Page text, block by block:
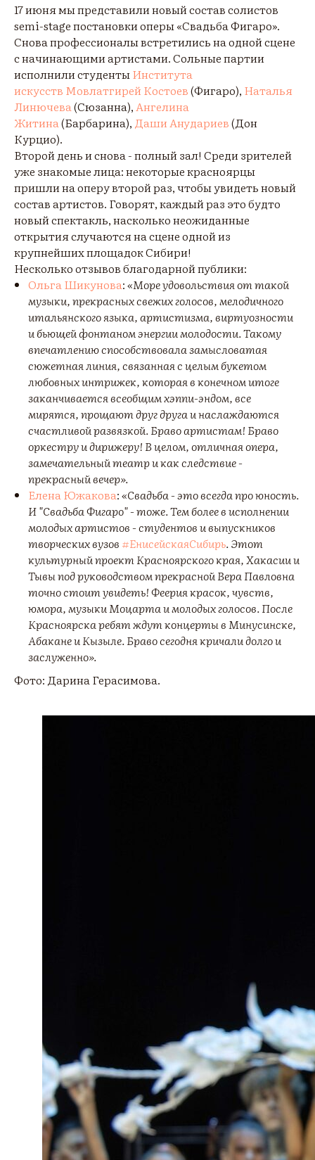
17 июня мы представили новый состав солистов
semi-stage постановки оперы «Свадьба Фигаро».
Снова профессионалы встретились на одной сцене
с начинающими артистами. Сольные партии
исполнили студентыИнститута
искусств Мовлатгирей Костоев(Фигаро), Наталья
Линючева(Сюзанна),Ангелина
Житина(Барбарина), Даши Анудариев(Дон
Курцио).
Второй день и снова - полный зал! Среди зрителей
уже знакомые лица: некоторые красноярцы
пришли на оперу второй раз, чтобы увидеть новый
состав артистов. Говорят, каждый раз это будто
новый спектакль, насколько неожиданные
открытия случаются на сцене одной из
крупнейших площадок Сибири!
Несколько отзывов благодарной публики:
Ольга Шикунова:«Море удовольствия от такой
музыки, прекрасных свежих голосов, мелодичного
итальянского языка, артистизма, виртуозности
и бьющей фонтаном энергии молодости. Такому
впечатлению способствовала замысловатая
сюжетная линия, связанная с целым букетом
любовных интрижек, которая в конечном итоге
заканчивается всеобщим хэппи-эндом, все
мирятся, прощают друг друга и наслаждаются
счастливой развязкой. Браво артистам! Браво
оркестру и дирижеру! В целом, отличная опера,
замечательный театр и как следствие -
прекрасный вечер».
Елена Южакова:«Свадьба - это всегда про юность.
И "Свадьба Фигаро" - тоже. Тем более в исполнении
молодых артистов - студентов и выпускников
творческих вузов #ЕнисейскаяСибирь. Этот
культурный проект Красноярского края, Хакасии и
Тывы под руководством прекрасной Вера Павловна
точно стоит увидеть! Феерия красок, чувств,
юмора, музыки Моцарта и молодых голосов. После
Красноярска ребят ждут концерты в Минусинске,
Абакане и Кызыле. Браво сегодня кричали долго и
заслуженно».
Фото: Дарина Герасимова.